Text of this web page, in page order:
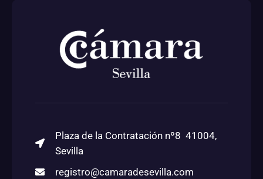
Plaza de la Contratación nº8 41004,
Sevilla
registro@camaradesevilla.com